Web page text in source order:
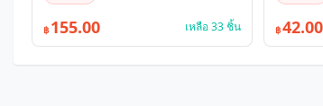
฿ 155.00 เหลือ 33 ชิ้น ฿42.00